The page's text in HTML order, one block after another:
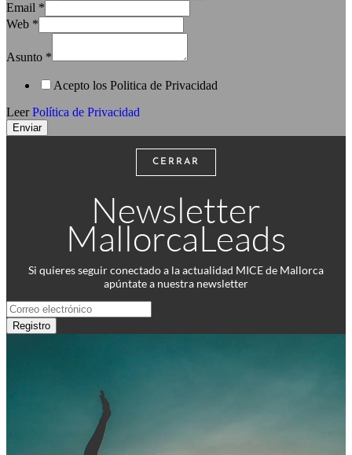
Email *
Web *
Asunto *
Acepto los Politica de Privacidad
LeerPolítica de Privacidad
Enviar
CERRAR
Newsletter
MallorcaLeads
Si quieres seguir conectado a la actualidad MICE de Mallorca
apúntate a nuestra newsletter